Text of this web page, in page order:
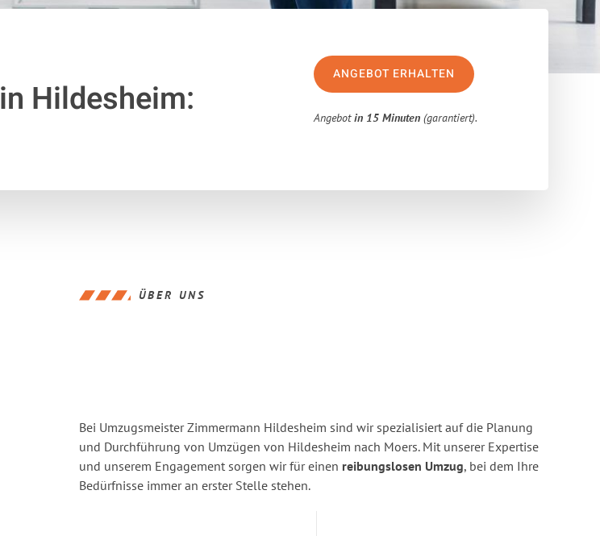
in Hildesheim:
ANGEBOT ERHALTEN
Angebotin 15 Minuten (garantiert).
ÜBER UNS
Bei Umzugsmeister Zimmermann Hildesheim sind wir spezialisiert auf die Planung
und Durchführung von Umzügen von Hildesheim nach Moers. Mit unserer Expertise
und unserem Engagement sorgen wir für einen reibungslosen Umzug, bei dem Ihre
Bedürfnisse immer an erster Stelle stehen.